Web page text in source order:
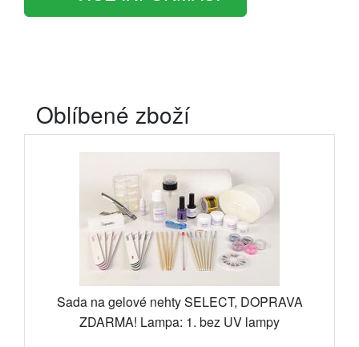
Oblíbené zboží
Sada na gelové nehty SELECT, DOPRAVA
ZDARMA! Lampa: 1. bez UV lampy